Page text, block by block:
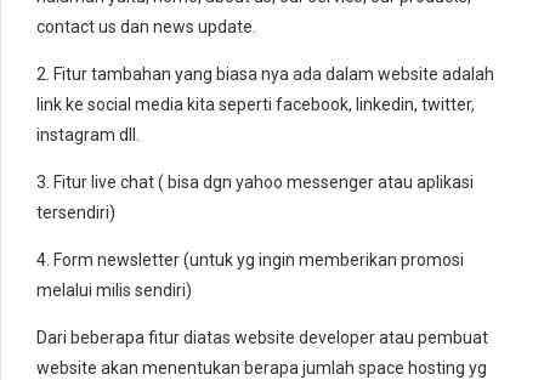
contact us dan news update.
2. Fitur tambahan yang biasa nya ada dalam website adalah
link ke social media kita seperti facebook, linkedin, twitter,
instagram dll.
3. Fitur live chat ( bisa dgn yahoo messenger atau aplikasi
tersendiri)
4. Form newsletter (untuk yg ingin memberikan promosi
melalui milis sendiri)
Dari beberapa fitur diatas website developer atau pembuat
website akan menentukan berapa jumlah space hosting yg